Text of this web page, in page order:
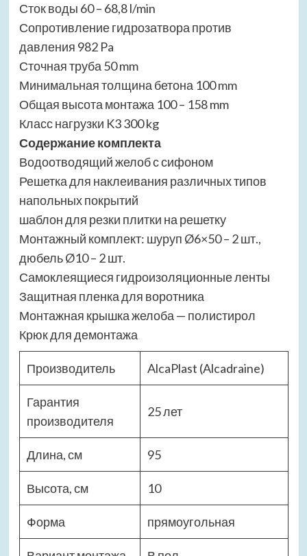
Сток воды 60 – 68,8 l/min
Сопротивление гидрозатвора против
давления 982 Pa
Сточная труба 50 mm
Минимальная толщина бетона 100 mm
Общая высота монтажа 100 – 158 mm
Класс нагрузки K3 300 kg
Содержание комплекта
Водоотводящий желоб с сифоном
Решетка для наклеивания различных типов
напольных покрытий
шаблон для резки плитки на решетку
Монтажный комплект: шуруп Ø6×50 – 2 шт.,
дюбель Ø10 – 2 шт.
Самоклеящиеся гидроизоляционные ленты
Защитная пленка для воротника
Монтажная крышка желоба — полистирол
Крюк для демонтажа
Производитель AlcaPlast (Alcadraine)
Гарантия
производителя
25 лет
Длина, см 95
Высота, см 10
Форма прямоугольная